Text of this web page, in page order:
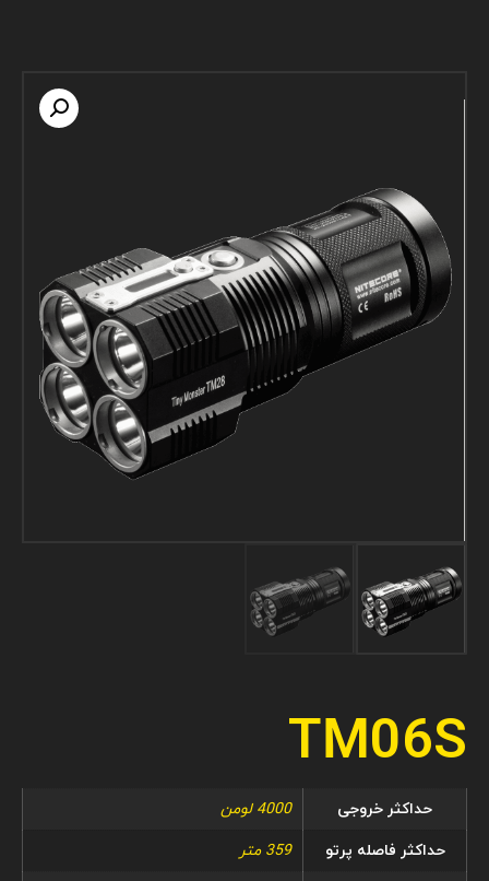
TM06S
حداکثر خروجی
4000 لومن
حداکثر فاصله پرتو
359 متر